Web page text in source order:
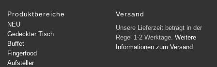
Produktbereiche
NEU
Gedeckter Tisch
Buffet
Fingerfood
Aufsteller
Versand
Unsere Lieferzeit beträgt in der
Regel 1-2 Werktage. Weitere
Informationen zum Versand